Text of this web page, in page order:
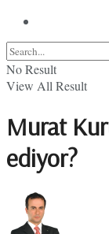
No Result
View All Result
Murat
ediyor?